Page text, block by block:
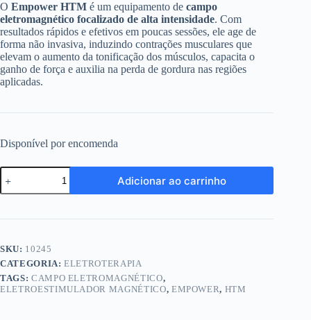
O Empower HTM é um equipamento de campo
eletromagnético focalizado de alta intensidade. Com
resultados rápidos e efetivos em poucas sessões, ele age de
forma não invasiva, induzindo contrações musculares que
elevam o aumento da tonificação dos músculos, capacita o
ganho de força e auxilia na perda de gordura nas regiões
aplicadas.
Disponível por encomenda
Empower
HTM
-
Magnético
Adicionar ao carrinho
SKU: 10245
CATEGORIA:ELETROTERAPIA
TAGS: CAMPO ELETROMAGNÉTICO,
ELETROESTIMULADOR MAGNÉTICO, EMPOWER, HTM